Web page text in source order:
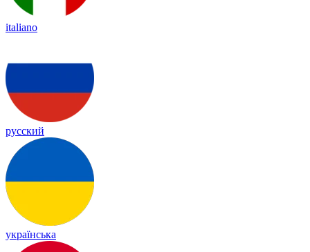
italiano
русский
українська